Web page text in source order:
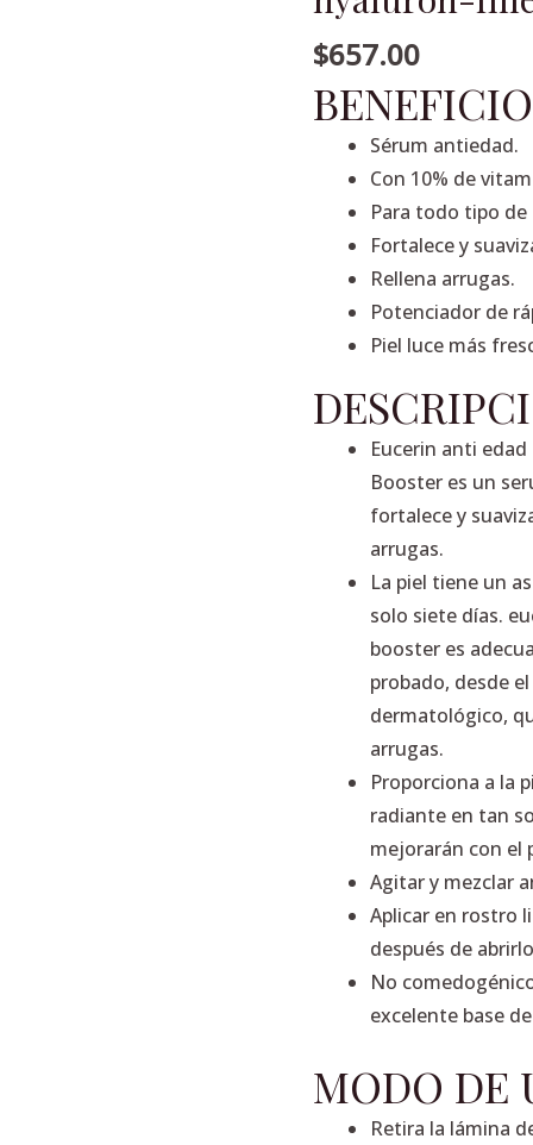
$657.00
Sérum antiedad.
Con 10% de
Para todo tipo de
Fortalece y
Rellena arrugas.
Potenciador de
Piel luce más
Eucerin anti
Booster es un
fortalece y
arrugas.
La piel tiene un
solo siete días.
booster es
probado, desde
dermatológico,
arrugas.
Proporciona a la
radiante en tan
mejorarán con el
Agitar y mezclar
Aplicar en rostro
después de
No
excelente base
MODO DE
Retira la lámina
edad
facial
filler
vitamina
8ml.
cantidad